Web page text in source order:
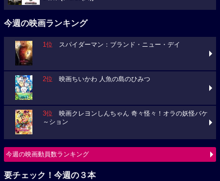
今週の映画ランキング
1位 スパイダーマン：ブランド・ニュー・デイ
2位 映画ちいかわ 人魚の島のひみつ
3位 映画クレヨンしんちゃん 奇々怪々！オラの妖怪バケ
～ション
今週の映画動員数ランキング
要チェック！今週の３本